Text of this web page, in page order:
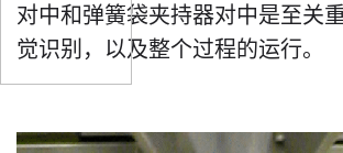
对中和弹簧袋夹持器对中是至关
觉识别，以及整个过程的运行。